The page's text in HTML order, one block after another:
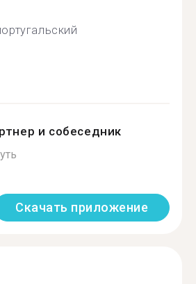
и собеседник
Скачать приложение